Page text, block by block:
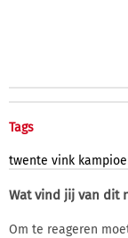
Tags
twente vink
Wat vind jij van dit
Om te reageren